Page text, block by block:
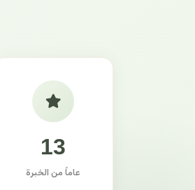
13
عاماً من الخبرة